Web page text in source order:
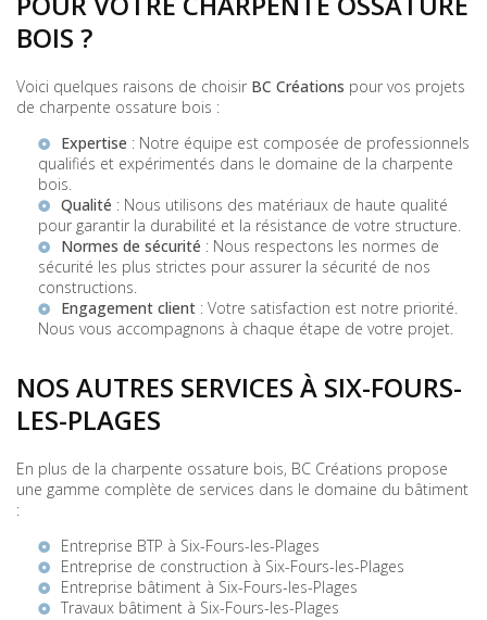
BOIS ?
Voici quelques raisons de choisir BC Créations pour vos projets
de charpente ossature bois :
Expertise : Notre équipe est composée de professionnels
qualifiés et expérimentés dans le domaine de la charpente
bois.
Qualité : Nous utilisons des matériaux de haute qualité
pour garantir la durabilité et la résistance de votre structure.
Normes de sécurité : Nous respectons les normes de
sécurité les plus strictes pour assurer la sécurité de nos
constructions.
Engagement client : Votre satisfaction est notre priorité.
Nous vous accompagnons à chaque étape de votre projet.
NOS AUTRES SERVICES À SIX-FOURS-
LES-PLAGES
En plus de la charpente ossature bois, BC Créations propose
une gamme complète de services dans le domaine du bâtiment
:
Entreprise BTP à Six-Fours-les-Plages
Entreprise de construction à Six-Fours-les-Plages
Entreprise bâtiment à Six-Fours-les-Plages
Travaux bâtiment à Six-Fours-les-Plages